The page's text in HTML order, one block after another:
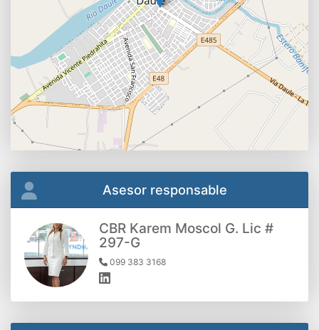
Asesor responsable
CBR Karem Moscol G. Lic #
297-G
099 383 3168